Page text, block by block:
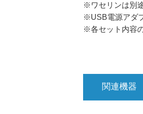
※ワセリンは別
※USB電源アダ
※各セット内容
関連機器